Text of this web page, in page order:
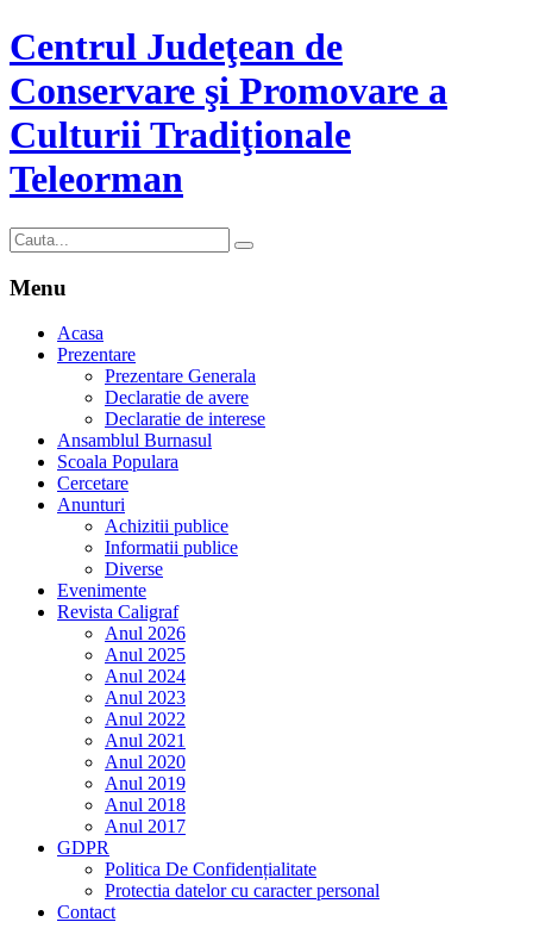
Centrul Judeţean de
Conservare şi Promovare a
Culturii Tradiţionale
Teleorman
Menu
Acasa
Prezentare
Prezentare Generala
Declaratie de avere
Declaratie de interese
Ansamblul Burnasul
Scoala Populara
Cercetare
Anunturi
Achizitii publice
Informatii publice
Diverse
Evenimente
Revista Caligraf
Anul 2026
Anul 2025
Anul 2024
Anul 2023
Anul 2022
Anul 2021
Anul 2020
Anul 2019
Anul 2018
Anul 2017
GDPR
Politica De Confidențialitate
Protectia datelor cu caracter personal
Contact